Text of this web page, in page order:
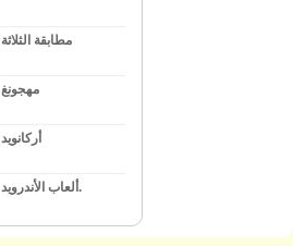
مطابقة الثلاثة
مهجونغ
أركانويد
ألعاب الأندرويد.